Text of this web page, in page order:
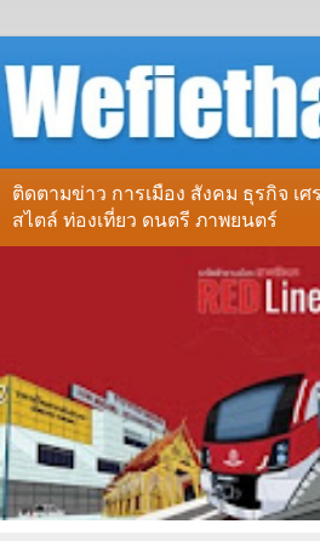
ติดตามข่าว การเมือง สังคม ธุรกิจ เ
สไตล์ ท่องเที่ยว ดนตรี ภาพยนตร์